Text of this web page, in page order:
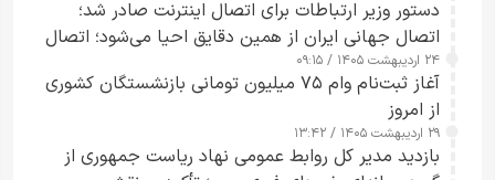
دستور وزیر ارتباطات برای اتصال اینترنت صادر شد؛
اتصال جهانی ایران از همین دقایق احیا می‌شود؛ اتصال
کامل مردم تا ۲۴ ساعت آینده
۲۴ اردیبهشت ۱۴۰۵ / ۰۹:۱۵
آغاز ثبت‌نام وام ۷۵ میلیون تومانی بازنشستگان کشوری
از امروز
۲۹ اردیبهشت ۱۴۰۵ / ۱۳:۴۲
بازدید مدیر کل روابط عمومی نهاد ریاست جمهوری از